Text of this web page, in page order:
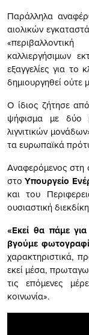
Παράλληλα
αιολικών
καλλιεργήσιμων
εξαγγελίες για το
δημιουργηθεί ούτε
Ο ίδιος ζήτησε
ψήφισμα με δύο
λιγνιτικών
τα ευρωπαϊκά
Αναφερόμενος στη
στοΥπουργείο
και του
ουσιαστική
«Εκεί θα πάμε
βγούμε
χαρακτηριστικά,
εκεί μέσα,
τις επόμενες
κοινωνία».